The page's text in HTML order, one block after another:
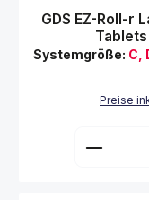
Durchschnittliche
GDS EZ-Roll-r
Systemgröße: C,
Preise
Produkt